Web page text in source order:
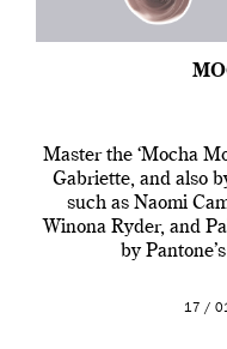
Master the ‘Mocha
Gabriette, and also
such as Naomi
Winona Ryder, and
by
17 /